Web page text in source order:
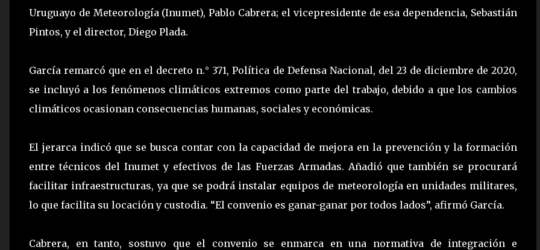
Uruguayo de Meteorología (Inumet), Pablo Cabrera; el vicepresidente de esa dependencia, Sebastián
Pintos, y el director, Diego Plada.
García remarcó que en el decreto n.° 371, Política de Defensa Nacional, del 23 de diciembre de 2020,
se incluyó a los fenómenos climáticos extremos como parte del trabajo, debido a que los cambios
climáticos ocasionan consecuencias humanas, sociales y económicas.
El jerarca indicó que se busca contar con la capacidad de mejora en la prevención y la formación
entre técnicos del Inumet y efectivos de las Fuerzas Armadas. Añadió que también se procurará
facilitar infraestructuras, ya que se podrá instalar equipos de meteorología en unidades militares,
lo que facilita su locación y custodia. “El convenio es ganar-ganar por todos lados”, afirmó García.
Cabrera, en tanto, sostuvo que el convenio se enmarca en una normativa de integración e